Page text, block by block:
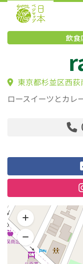
飲
東京都杉並区西
ロースイーツとカレ